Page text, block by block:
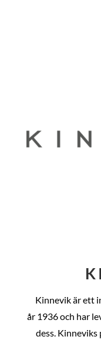
Kinnevik är ett
år 1936 och har
dess. Kinneviks